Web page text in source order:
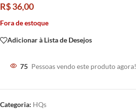
R$36,00
Fora de estoque
Adicionar à Lista de Desejos
75 Pessoas vendo este produto agora!
Categoria: HQs